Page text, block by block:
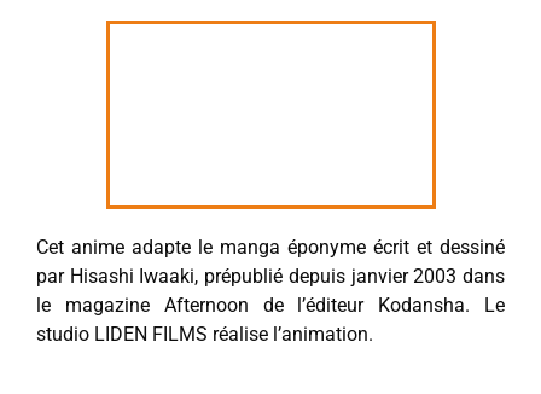
Cet anime adapte le manga éponyme écrit et dessiné
par Hisashi Iwaaki, prépublié depuis janvier 2003 dans
le magazine Afternoon de l’éditeur Kodansha. Le
studio LIDEN FILMS réalise l’animation.